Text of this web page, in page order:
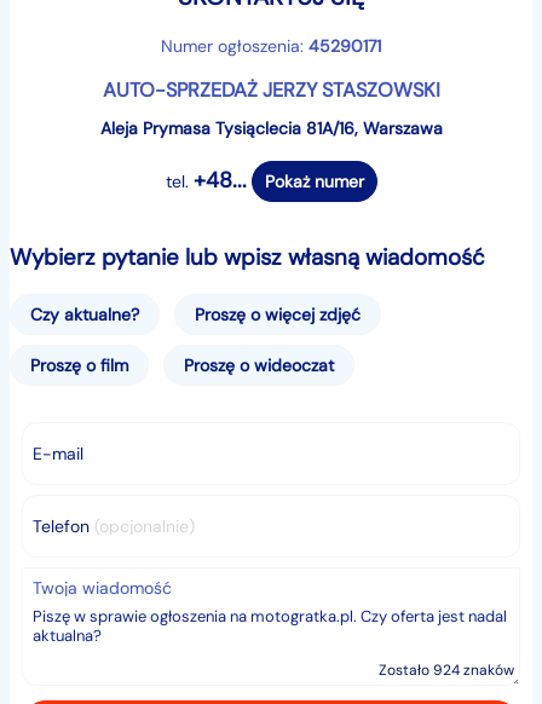
Numer ogłoszenia: 45290171
AUTO-SPRZEDAŻ JERZY STASZOWSKI
Aleja Prymasa Tysiąclecia 81A/16, Warszawa
tel. +48... Pokaż numer
Wybierz pytanie lub wpisz własną wiadomość
Czy aktualne? Proszę o więcej zdjęć
Proszę o film Proszę o wideoczat
E-mail
Telefon (opcjonalnie)
Twoja wiadomość
Zostało 924 znaków